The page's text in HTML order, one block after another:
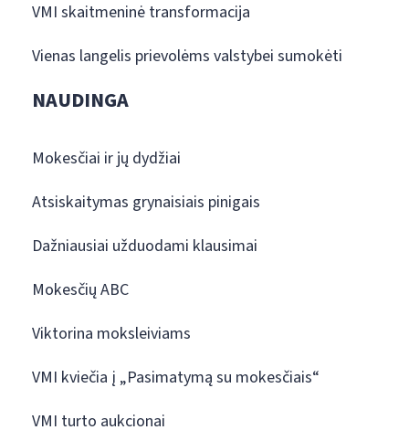
VMI skaitmeninė transformacija
Vienas langelis prievolėms valstybei sumokėti
NAUDINGA
Mokesčiai ir jų dydžiai
Atsiskaitymas grynaisiais pinigais
Dažniausiai užduodami klausimai
Mokesčių ABC
Viktorina moksleiviams
VMI kviečia į „Pasimatymą su mokesčiais“
VMI turto aukcionai